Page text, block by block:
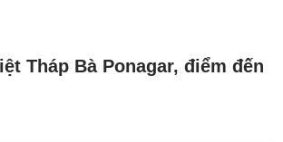
Tháp Bà Ponagar, điểm đến